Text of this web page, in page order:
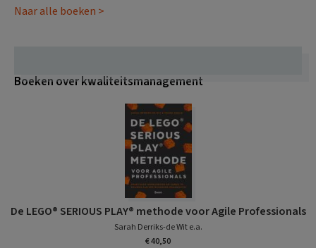
Naar alle boeken >
Boeken over kwaliteitsmanagement
De LEGO® SERIOUS PLAY® methode voor Agile Professionals
Sarah Derriks-de Wit e.a.
€ 40,50